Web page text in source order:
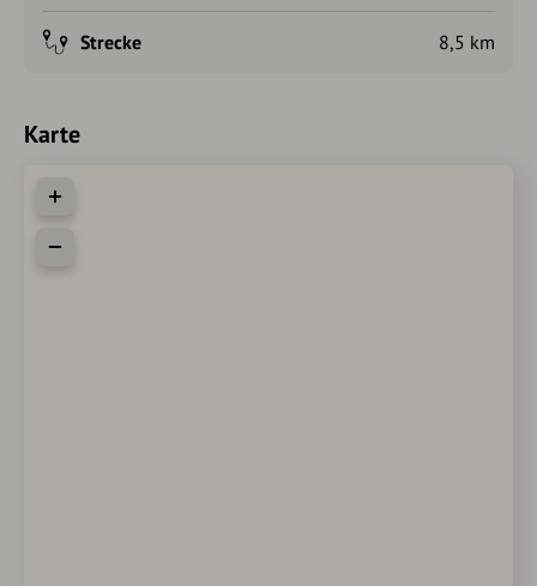
Strecke 8,5 km
Karte